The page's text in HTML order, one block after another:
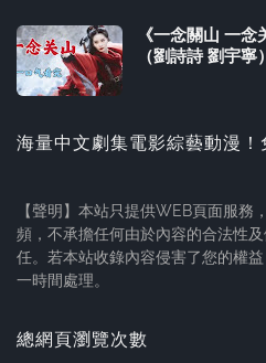
《一念關山 一
（劉詩詩 劉宇寧
海量中文劇集電影綜藝動漫！
【聲明】本站只提供WEB頁面服務
頻，不承擔任何由於內容的合法性
任。若本站收錄內容侵害了您的權
一時間處理。
總網頁瀏覽次數